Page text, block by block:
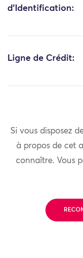
d'Identification:
Ligne de Crédit:
Si vous disposez
à propos de cet
connaître. Vous